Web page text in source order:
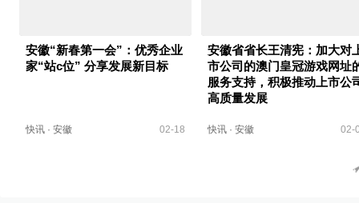
安徽“新春第一会”：优秀企业
家“站c位” 分享发展新目标
快讯 · 安徽 02-18
安徽省省长王清宪：加大对
市公司的澳门皇冠游戏网址
服务支持，积极推动上市公
高质量发展
快讯· 安徽 02-